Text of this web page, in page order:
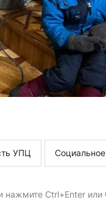
УПЦ
нажмите Ctrl+Enter или